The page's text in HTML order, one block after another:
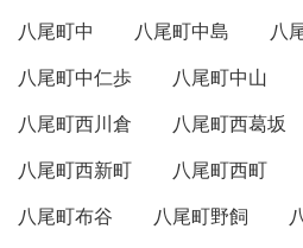
八尾町中
八尾町中島
八
八尾町中仁歩
八尾町中山
八尾町西川倉
八尾町西葛坂
八尾町西新町
八尾町西町
八尾町布谷
八尾町野飼